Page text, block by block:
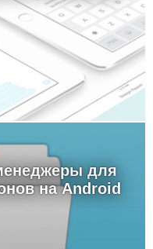
для
на Android